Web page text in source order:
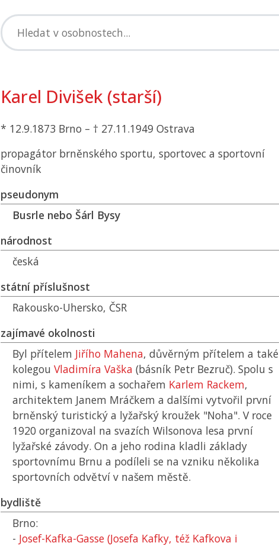
Karel Divišek (starší)
* 12.9.1873 Brno – † 27.11.1949 Ostrava
propagátor brněnského sportu, sportovec a sportovní
činovník
pseudonym
Busrle nebo Šárl Bysy
národnost
česká
státní příslušnost
Rakousko-Uhersko, ČSR
zajímavé okolnosti
Byl přítelem Jiřího Mahena, důvěrným přítelem a také
kolegou Vladimíra Vaška (básník Petr Bezruč). Spolu s
nimi, s kameníkem a sochařem Karlem Rackem,
architektem Janem Mráčkem a dalšími vytvořil první
brněnský turistický a lyžařský kroužek "Noha". V roce
1920 organizoval na svazích Wilsonova lesa první
lyžařské závody. On a jeho rodina kladli základy
sportovnímu Brnu a podíleli se na vzniku několika
sportovních odvětví v našem městě.
bydliště
Brno:
- Josef-Kafka-Gasse (Josefa Kafky, též Kafkova i